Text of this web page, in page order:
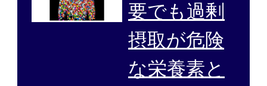
要でも過剰
摂取が危険
な栄養素と